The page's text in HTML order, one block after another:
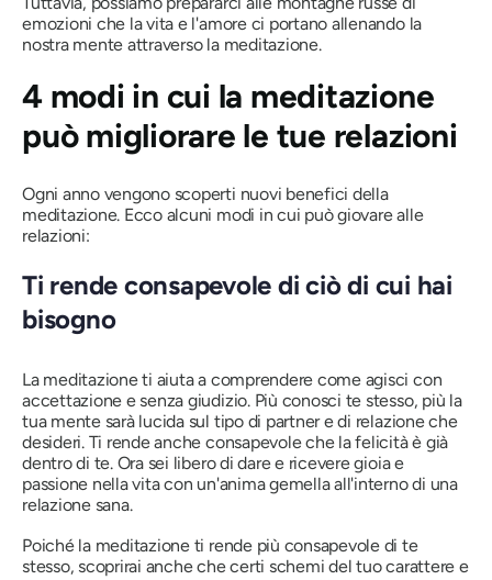
emozioni che la vita e l'amore ci portano allenando la
nostra mente attraverso la meditazione.
4 modi in cui la meditazione
può migliorare le tue relazioni
Ogni anno vengono scoperti nuovi benefici della
meditazione. Ecco alcuni modi in cui può giovare alle
relazioni:
Ti rende consapevole di ciò di cui hai
bisogno
La meditazione ti aiuta a comprendere come agisci con
accettazione e senza giudizio. Più conosci te stesso, più la
tua mente sarà lucida sul tipo di partner e di relazione che
desideri. Ti rende anche consapevole che la felicità è già
dentro di te. Ora sei libero di dare e ricevere gioia e
passione nella vita con un'anima gemella all'interno di una
relazione sana.
Poiché la meditazione ti rende più consapevole di te
stesso, scoprirai anche che certi schemi del tuo carattere e